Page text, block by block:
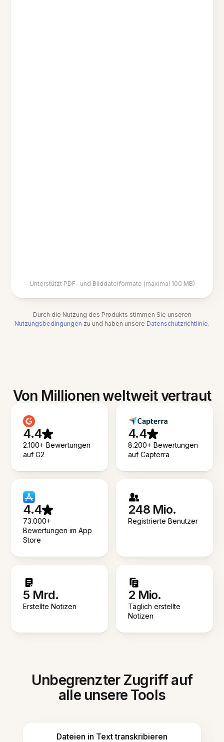
Unterstützt PDF- und Bilddateiformate (maximal 100 MB)
Durch die Nutzung des Produkts stimmen Sie unseren
Nutzungsbedingungen zu und haben unsere Datenschutzrichtlinie.
Von Millionen weltweit vertraut
4.4
2.100+ Bewertungen
auf G2
4.4
8.200+ Bewertungen
auf Capterra
4.4
73.000+
Bewertungen im App
Store
248 Mio.
Registrierte Benutzer
5 Mrd.
Erstellte Notizen
2 Mio.
Täglich erstellte
Notizen
Unbegrenzter Zugriff auf
alle unsere Tools
Dateien in Text transkribieren